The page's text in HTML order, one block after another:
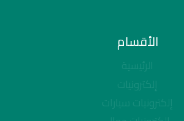
الأقسام
الرئيسية
إلكترونيات
إلكترونيات سيارات